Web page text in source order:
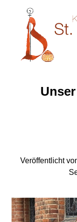
Veröffentlicht